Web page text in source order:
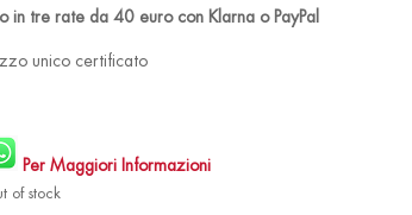
was:
€ 165.00.
is:
in tre rate da 40 euro con Klarna o PayPal
unico certificato
Per Maggiori Informazioni
of stock